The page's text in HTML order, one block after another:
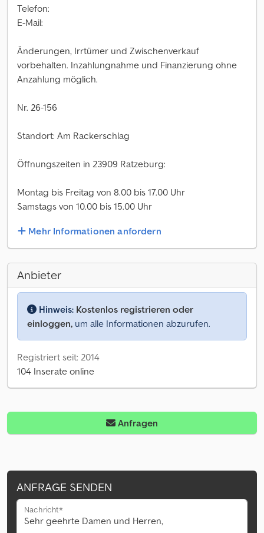
Telefon:
E-Mail:
Änderungen, Irrtümer und Zwischenverkauf
vorbehalten. Inzahlungnahme und Finanzierung ohne
Anzahlung möglich.
Nr. 26-156
Standort: Am Rackerschlag
Öffnungszeiten in 23909 Ratzeburg:
Montag bis Freitag von 8.00 bis 17.00 Uhr
Samstags von 10.00 bis 15.00 Uhr
Mehr Informationen anfordern
Anbieter
Hinweis: Kostenlos registrieren oder
einloggen, um alle Informationen abzurufen.
Registriert seit: 2014
104 Inserate online
Anfragen
ANFRAGE SENDEN
Nachricht*